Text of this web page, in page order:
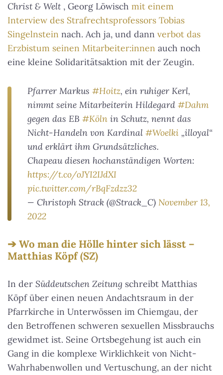
Christ & Welt, Georg Löwisch mit einem
Interview des Strafrechtsprofessors Tobias
Singelnstein nach. Ach ja, und dann verbot das
Erzbistum seinen Mitarbeiter:innen auch noch
eine kleine Solidaritätsaktion mit der Zeugin.
Pfarrer Markus #Hoitz, ein ruhiger Kerl,
nimmt seine Mitarbeiterin Hildegard #Dahm
gegen das EB #Köln in Schutz, nennt das
Nicht-Handeln von Kardinal #Woelki „illoyal“
und erklärt ihm Grundsätzliches.
Chapeau diesen hochanständigen Worten:
https://t.co/oJYI2IJdXI
pic.twitter.com/rBqFzdzz32
— Christoph Strack (@Strack_C) November 13,
2022
Wo man die Hölle hinter sich lässt –
Matthias Köpf (SZ)
In der Süddeutschen Zeitung schreibt Matthias
Köpf über einen neuen Andachtsraum in der
Pfarrkirche in Unterwössen im Chiemgau, der
den Betroffenen schweren sexuellen Missbrauchs
gewidmet ist. Seine Ortsbegehung ist auch ein
Gang in die komplexe Wirklichkeit von Nicht-
Wahrhabenwollen und Vertuschung, an der nicht